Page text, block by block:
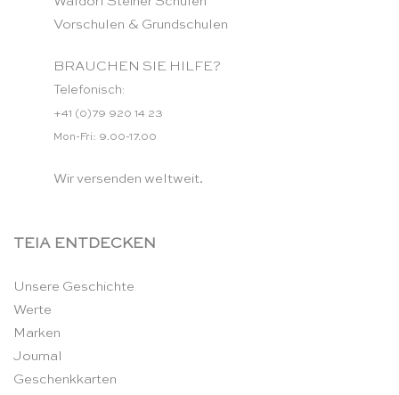
Vorschulen & Grundschulen
BRAUCHEN SIE HILFE?
Telefonisch:
+41 (0)79 920 14 23
Mon-Fri: 9.00-17.00
Wir versenden weltweit.
TEIA ENTDECKEN
Unsere Geschichte
Werte
Marken
Journal
Geschenkkarten